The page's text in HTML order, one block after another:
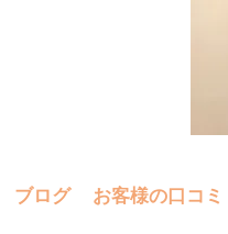
ブログ お客様の口コミ